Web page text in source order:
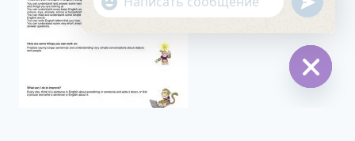
занятий. Какова главная цель
в изучении языка на
20:01
WhatsApp